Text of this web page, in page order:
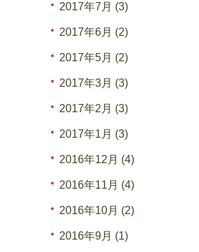
2017年7月 (3)
2017年6月 (2)
2017年5月 (2)
2017年3月 (3)
2017年2月 (3)
2017年1月 (3)
2016年12月 (4)
2016年11月 (4)
2016年10月 (2)
2016年9月 (1)